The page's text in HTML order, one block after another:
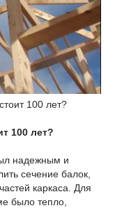
100 лет?
100 лет?
надежным и
сечение балок,
каркаса. Для
было тепло,